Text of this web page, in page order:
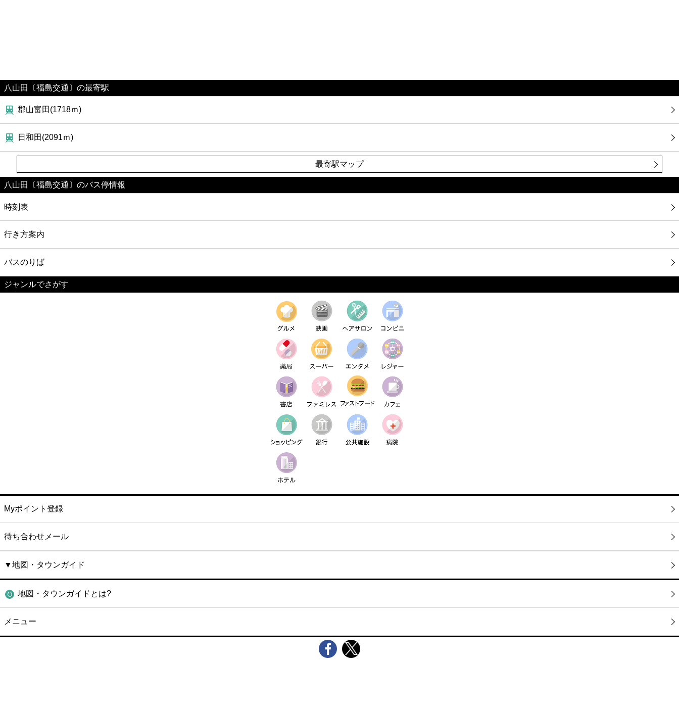
八山田〔福島交通〕の最寄駅
郡山富田(1718ｍ)
日和田(2091ｍ)
最寄駅マップ
八山田〔福島交通〕のバス停情報
時刻表
行き方案内
バスのりば
ジャンルでさがす
Myポイント登録
待ち合わせメール
▼地図・タウンガイド
地図・タウンガイドとは?
メニュー